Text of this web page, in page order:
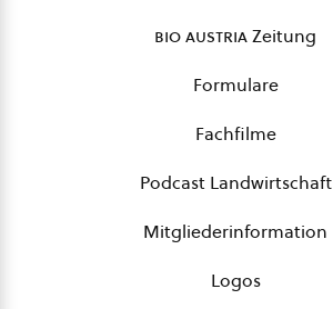
bio austriaZeitung
Formulare
Fachfilme
Podcast Landwirtschaft
Mitgliederinformation
Logos